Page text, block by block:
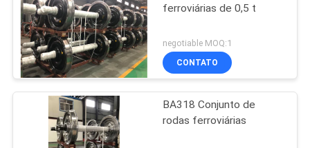
ferroviárias de 0,5 t
negotiable MOQ:1
CONTATO
BA318 Conjunto de
rodas ferroviárias